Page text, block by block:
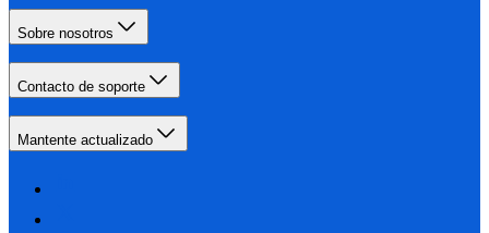
Sobre nosotros
Contacto de soporte
Mantente actualizado